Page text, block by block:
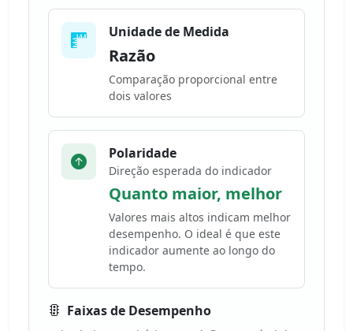
Unidade de Medida
Razão
Comparação proporcional entre
dois valores
Polaridade
Direção esperada do indicador
Quanto maior, melhor
Valores mais altos indicam melhor
desempenho. O ideal é que este
indicador aumente ao longo do
tempo.
Faixas de Desempenho